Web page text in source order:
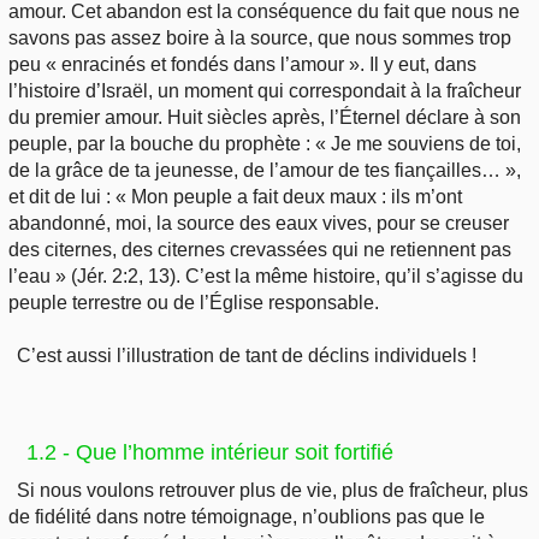
amour. Cet abandon est la conséquence du fait que nous ne
savons pas assez boire à la source, que nous sommes trop
peu « enracinés et fondés dans l’amour ». Il y eut, dans
l’histoire d’Israël, un moment qui correspondait à la fraîcheur
du premier amour. Huit siècles après, l’Éternel déclare à son
peuple, par la bouche du prophète : « Je me souviens de toi,
de la grâce de ta jeunesse, de l’amour de tes fiançailles… »,
et dit de lui : « Mon peuple a fait deux maux : ils m’ont
abandonné, moi, la source des eaux vives, pour se creuser
des citernes, des citernes crevassées qui ne retiennent pas
l’eau » (Jér. 2:2, 13). C’est la même histoire, qu’il s’agisse du
peuple terrestre ou de l’Église responsable.
C’est aussi l’illustration de tant de déclins individuels !
1.2 - Que l’homme intérieur soit fortifié
Si nous voulons retrouver plus de vie, plus de fraîcheur, plus
de fidélité dans notre témoignage, n’oublions pas que le